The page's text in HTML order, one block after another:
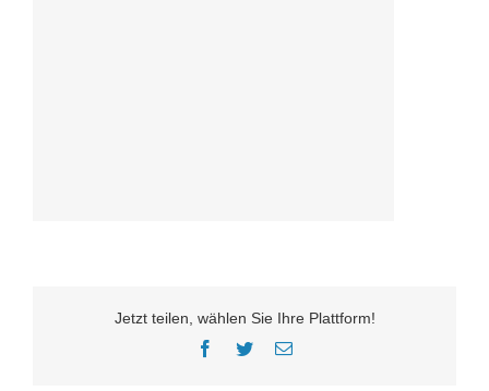
Jetzt teilen, wählen Sie Ihre Plattform!
Facebook
TwitterE-